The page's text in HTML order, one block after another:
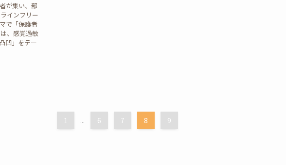
が集い、部
インフリー
で「保護者
、感覚過敏
凹」をテー
1 ... 6 7 8 9